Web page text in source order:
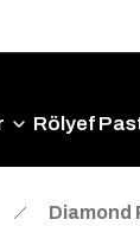
Rölyef
Diamond